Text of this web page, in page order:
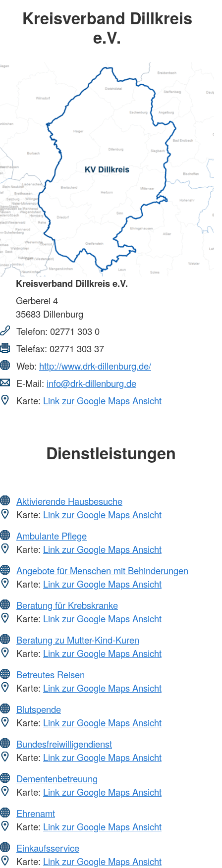
Kreisverband Dillkreis
e.V.
Kreisverband Dillkreis e.V.
Gerberei 4
35683 Dillenburg
Telefon: 02771 303 0
Telefax: 02771 303 37
Web: http://www.drk-dillenburg.de/
E-Mail: info@drk-dillenburg.de
Karte: Link zur Google Maps Ansicht
Dienstleistungen
Aktivierende Hausbesuche
Karte: Link zur Google Maps Ansicht
Ambulante Pflege
Karte: Link zur Google Maps Ansicht
Angebote für Menschen mit Behinderungen
Karte: Link zur Google Maps Ansicht
Beratung für Krebskranke
Karte: Link zur Google Maps Ansicht
Beratung zu Mutter-Kind-Kuren
Karte: Link zur Google Maps Ansicht
Betreutes Reisen
Karte: Link zur Google Maps Ansicht
Blutspende
Karte: Link zur Google Maps Ansicht
Bundesfreiwilligendienst
Karte: Link zur Google Maps Ansicht
Dementenbetreuung
Karte: Link zur Google Maps Ansicht
Ehrenamt
Karte: Link zur Google Maps Ansicht
Einkaufsservice
Karte: Link zur Google Maps Ansicht